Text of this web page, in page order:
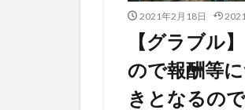
2021年2月18日
【グラブル
ので報酬等
きとなるの